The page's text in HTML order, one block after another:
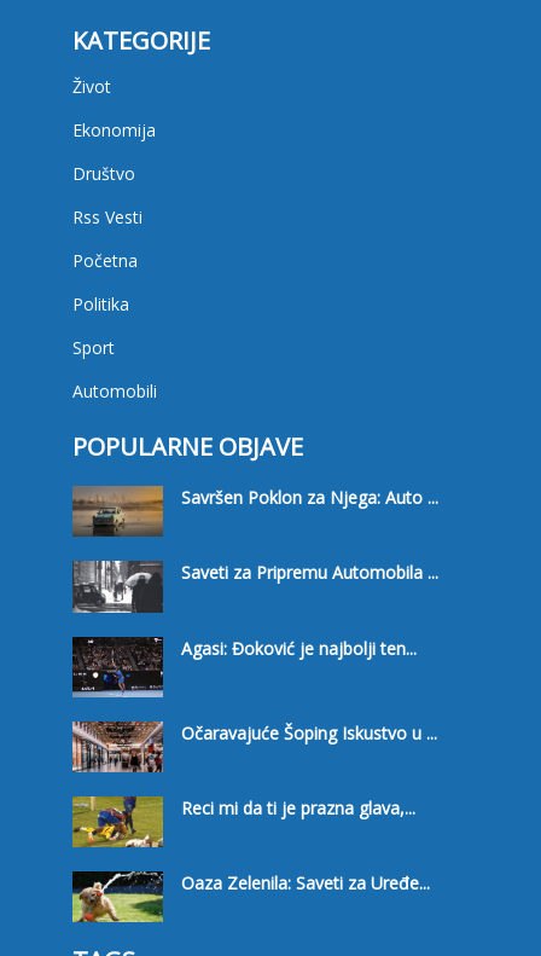
KATEGORIJE
Život
Ekonomija
Društvo
Rss Vesti
Početna
Politika
Sport
Automobili
POPULARNE OBJAVE
Savršen Poklon za Njega: Auto ...
Saveti za Pripremu Automobila ...
Agasi: Đoković je najbolji ten...
Očaravajuće Šoping Iskustvo u ...
Reci mi da ti je prazna glava,...
Oaza Zelenila: Saveti za Uređe...